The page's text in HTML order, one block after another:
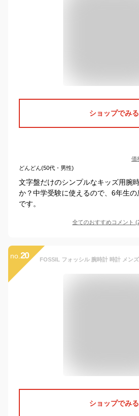
ショップでみる
価
どんどん(50代・男性)
文字盤だけのシンプルなキッズ用腕
か？中学受験に使えるので、6年生
です。
全てのおすすめコメント (
no. 20
ショップでみる